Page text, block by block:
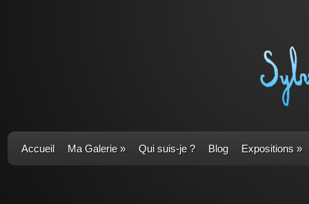
Accueil Ma Galerie» Qui suis-je ? Blog Expositions »